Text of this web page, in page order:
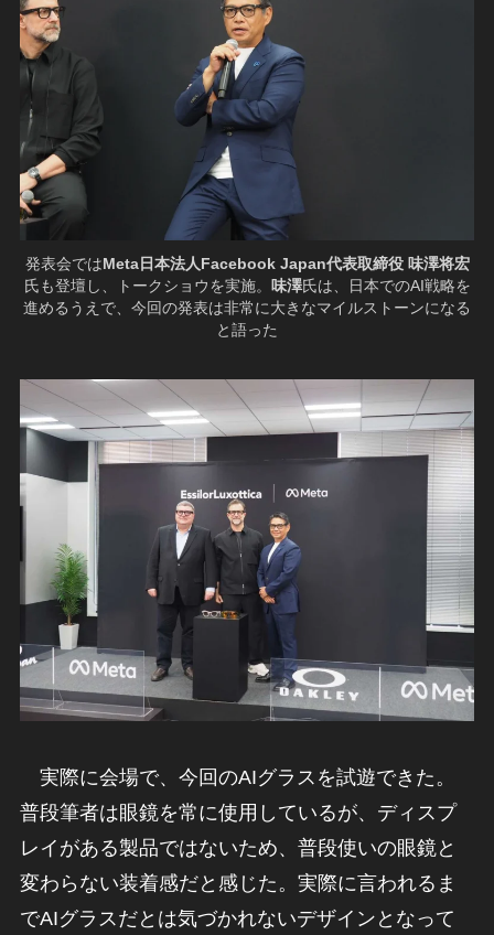
発表会ではMeta日本法人Facebook Japan代表取締役 味澤将宏
氏も登壇し、トークショウを実施。
味澤氏は、日本でのAI戦略を
進めるうえで、今回の発表は非常に大きなマイルストーンになる
と語った
実際に会場で、今回のAIグラスを試遊できた。
普段筆者は眼鏡を常に使用しているが、ディスプ
レイがある製品ではないため、普段使いの眼鏡と
変わらない装着感だと感じた。実際に言われるま
でAIグラスだとは気づかれないデザインとなって